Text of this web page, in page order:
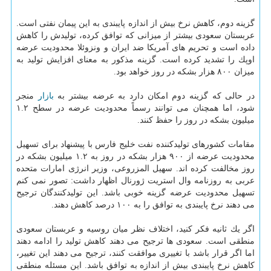
گزینه دوم، كاهش نرخ بیش از اندازه پایبندی به این پیمان نفتی است.
عربستان سعودی بیشتر از میزانی كه توافق كرده، تولیدش را كاهش
داده است و تحریم های آمریكا ضد ایران و ونزوئلا محدودیت عرضه
اوپك را تشدید كرده است. گزینه مذكور به معنای افزایش تولید به
میزان ۸۰۰ هزار بشكه در روز خواهد بود.
در حالی كه گزینه دوم امكان دارد به عرضه بیشتر به بازار
منجر
شود، اما همچنان می توانند رسماً محدودیت عرضه در سطح ۱.۲
میلیون بشكه در روز را حفظ كنند.
مقامات كشورهای تولیدكننده نفت خلیج فارس با پیشنهاد برای تسهیل
محدودیت عرضه از ۹۰۰ هزار بشكه در روز به ۱.۲ میلیون بشكه در
روز مخالفت كرده اند. سهیل المزروعی، وزیر انرژی امارات متحده
عربی به روزنامه وال استریت ژورنال اظهار داشت: تصور نمی كنم
تسهیل محدودیت عرضه گزینه خوبی باشد. این تولیدكنندگان ترجیح
می دهند نرخ پایبندی به توافق را به ۱۰۰ درصد كاهش دهند.
اگر یك ثانیه فكر كنید، اختلاف نظر میان روسیه و عربستان سعودی
منطقی است. سعودی ها ترجیح می دهند كاهش تولید را ادامه دهند
اما اگر قرار باشد با تغییری موافقت كنند، ترجیح می دهند این تغییر،
كاهش نرخ پایبندی بیش از اندازه به توافق باشد. این مسئله منطقی